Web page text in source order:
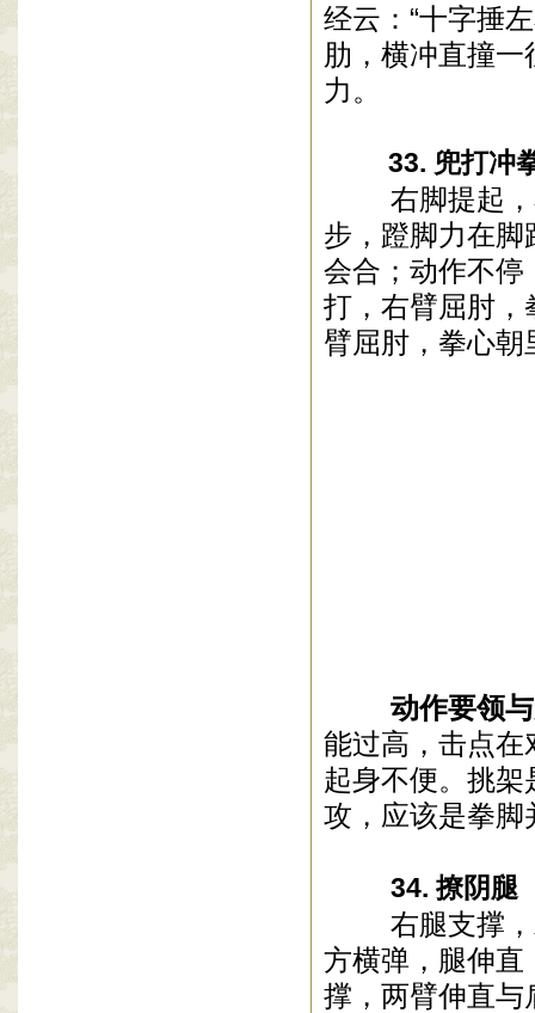
经云：“十字捶
肋，横冲直撞
力。
33. 兜打冲
右脚提起，右
步，蹬脚力在
会合；动作不停
打，右臂屈肘，
臂屈肘，拳心朝
动作要领
能过高，击点在
起身不便。挑
攻，应该是拳脚
34. 撩阴腿
右腿支撑，左
方横弹，腿伸直
撑，两臂伸直与